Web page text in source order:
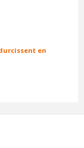
en